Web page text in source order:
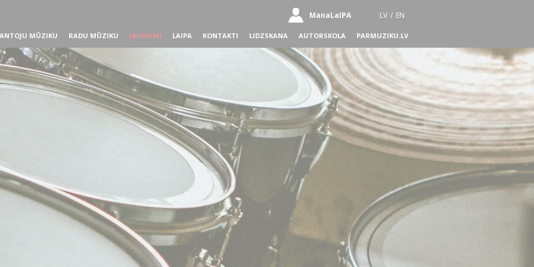
ManaLaIPA LV / EN
MŪZIKU RADU MŪZIKU JAUNUMI LAIPA KONTAKTI LIDZSKANA AUTORSKOLA PARMUZIKU.LV